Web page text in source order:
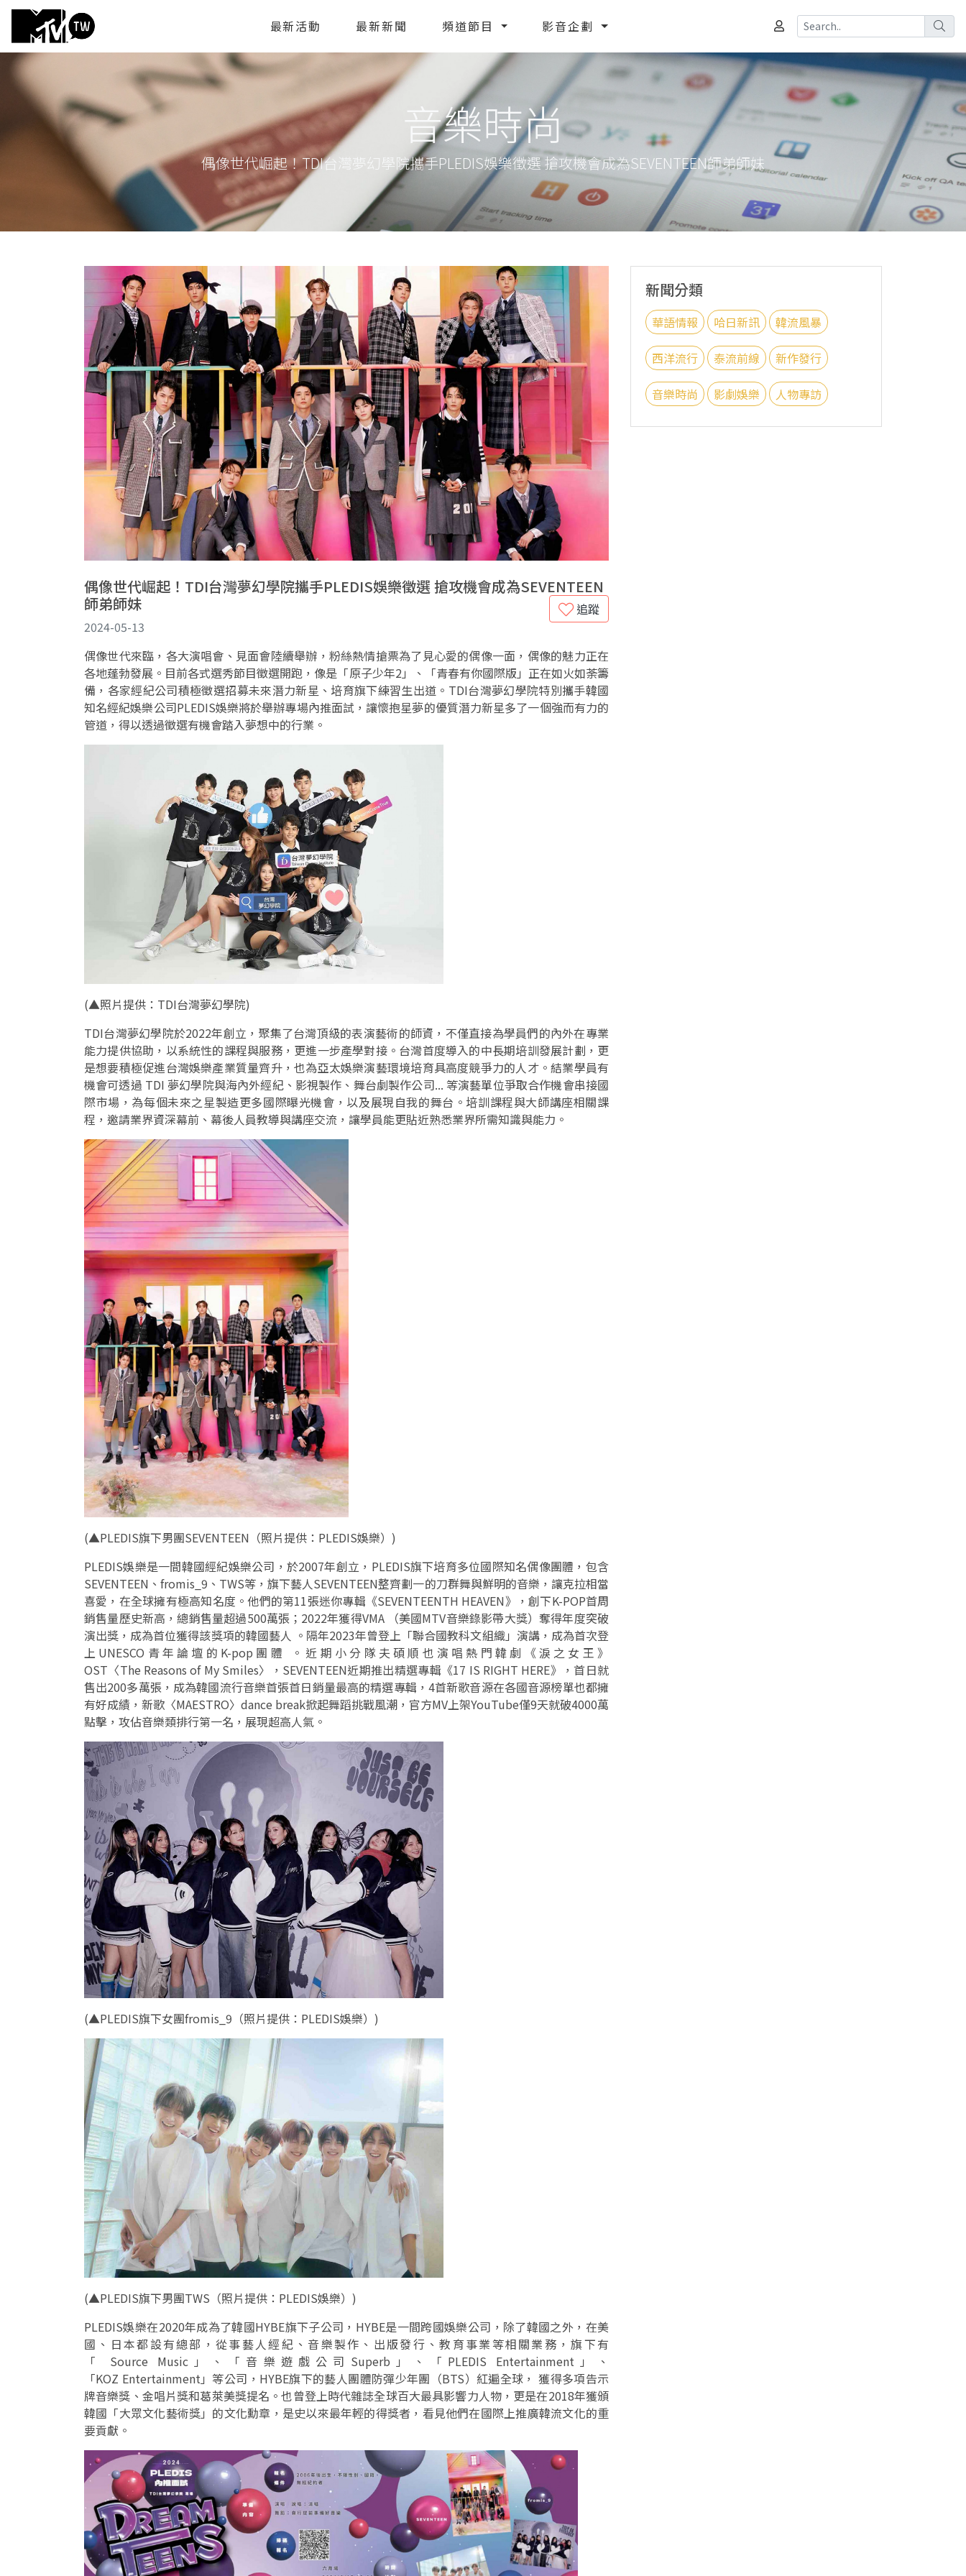
最新活動 最新新聞 頻道節目 影音企劃
音樂時尚
偶像世代崛起！TDI台灣夢幻學院攜手PLEDIS娛樂徵選 搶攻機會成為SEVENTEEN師弟師妹
偶像世代崛起！TDI台灣夢幻學院攜手PLEDIS娛樂徵選 搶攻機會成為SEVENTEEN
師弟師妹
追蹤
2024-05-13
偶像世代來臨，各大演唱會、見面會陸續舉辦，粉絲熱情搶票為了見心愛的偶像一面，偶像的魅力正在
各地蓬勃發展。目前各式選秀節目徵選開跑，像是「原子少年2」、「青春有你國際版」正在如火如荼籌
備，各家經紀公司積極徵選招募未來潛力新星、培育旗下練習生出道。TDI台灣夢幻學院特別攜手韓國
知名經紀娛樂公司PLEDIS娛樂將於舉辦專場內推面試，讓懷抱星夢的優質潛力新星多了一個強而有力的
管道，得以透過徵選有機會踏入夢想中的行業。
(▲照片提供：TDI台灣夢幻學院)
TDI台灣夢幻學院於2022年創立，聚集了台灣頂級的表演藝術的師資，不僅直接為學員們的內外在專業
能力提供協助，以系統性的課程與服務，更進一步產學對接。台灣首度導入的中長期培訓發展計劃，更
是想要積極促進台灣娛樂產業質量齊升，也為亞太娛樂演藝環境培育具高度競爭力的人才。結業學員有
機會可透過 TDI 夢幻學院與海內外經紀、影視製作、舞台劇製作公司... 等演藝單位爭取合作機會串接國
際市場，為每個未來之星製造更多國際曝光機會，以及展現自我的舞台。培訓課程與大師講座相關課
程，邀請業界資深幕前、幕後人員教導與講座交流，讓學員能更貼近熟悉業界所需知識與能力。
(▲PLEDIS旗下男團SEVENTEEN（照片提供：PLEDIS娛樂）)
PLEDIS娛樂是一間韓國經紀娛樂公司，於2007年創立，PLEDIS旗下培育多位國際知名偶像團體，包含
SEVENTEEN、fromis_9、TWS等，旗下藝人SEVENTEEN整齊劃一的刀群舞與鮮明的音樂，讓克拉相當
喜愛，在全球擁有極高知名度。他們的第11張迷你專輯《SEVENTEENTH HEAVEN》，創下K-POP首周
銷售量歷史新高，總銷售量超過500萬張；2022年獲得VMA （美國MTV音樂錄影帶大獎）奪得年度突破
演出獎，成為首位獲得該獎項的韓國藝人 。隔年2023年曾登上「聯合國教科文組織」演講，成為首次登
上UNESCO青年論壇的K-pop團體 。近期小分隊夫碩順也演唱熱門韓劇《淚之女王》
OST〈The Reasons of My Smiles〉，SEVENTEEN近期推出精選專輯《17 IS RIGHT HERE》，首日就
售出200多萬張，成為韓國流行音樂首張首日銷量最高的精選專輯，4首新歌音源在各國音源榜單也都擁
有好成績，新歌〈MAESTRO〉dance break掀起舞蹈挑戰風潮，官方MV上架YouTube僅9天就破4000萬
點擊，攻佔音樂類排行第一名，展現超高人氣。
(▲PLEDIS旗下女團fromis_9（照片提供：PLEDIS娛樂）)
(▲PLEDIS旗下男團TWS（照片提供：PLEDIS娛樂）)
PLEDIS娛樂在2020年成為了韓國HYBE旗下子公司，HYBE是一間跨國娛樂公司，除了韓國之外，在美
國、日本都設有總部，從事藝人經紀、音樂製作、出版發行、教育事業等相關業務，旗下有
「 Source Music」、「音樂遊戲公司Superb」、「PLEDIS Entertainment」、
「KOZ Entertainment」等公司，HYBE旗下的藝人團體防彈少年團（BTS）紅遍全球， 獲得多項告示
牌音樂獎、金唱片獎和葛萊美獎提名。也曾登上時代雜誌全球百大最具影響力人物，更是在2018年獲頒
韓國「大眾文化藝術獎」的文化勳章，是史以來最年輕的得獎者，看見他們在國際上推廣韓流文化的重
要貢獻。
新聞分類
華語情報 哈日新訊 韓流風暴
西洋流行 泰流前線 新作發行
音樂時尚 影劇娛樂 人物專訪